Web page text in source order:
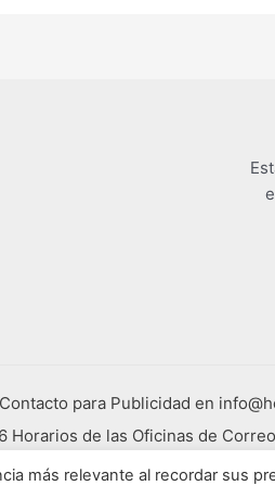
Contacto para Publicidad en
Horarios de las Oficinas de
Mapa de nuestra
más relevante al recordar sus